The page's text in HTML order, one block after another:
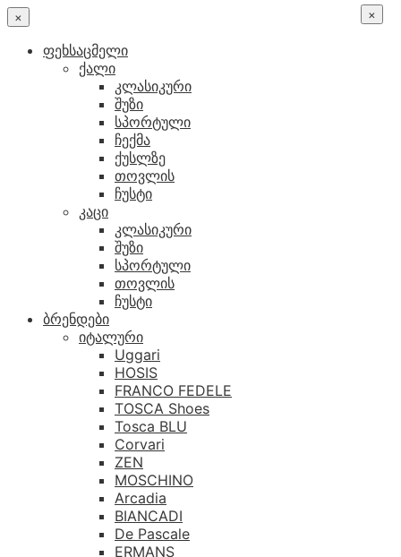
×
ფეხსაცმელი
ქალი
კლასიკური
შუზი
სპორტული
ჩექმა
ქუსლზე
თოვლის
ჩუსტი
კაცი
კლასიკური
შუზი
სპორტული
თოვლის
ჩუსტი
ბრენდები
იტალური
Uggari
HOSIS
FRANCO FEDELE
TOSCA Shoes
Tosca BLU
Corvari
ZEN
MOSCHINO
Arcadia
BIANCADI
De Pascale
ERMANS
×